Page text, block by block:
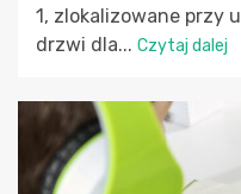
1, zlokalizowane przy
drzwi dla... Czytaj dalej